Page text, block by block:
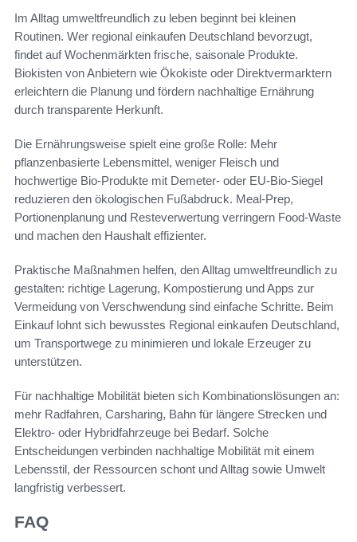
Im Alltag umweltfreundlich zu leben beginnt bei kleinen
Routinen. Wer regional einkaufen Deutschland bevorzugt,
findet auf Wochenmärkten frische, saisonale Produkte.
Biokisten von Anbietern wie Ökokiste oder Direktvermarktern
erleichtern die Planung und fördern nachhaltige Ernährung
durch transparente Herkunft.
Die Ernährungsweise spielt eine große Rolle: Mehr
pflanzenbasierte Lebensmittel, weniger Fleisch und
hochwertige Bio-Produkte mit Demeter- oder EU-Bio-Siegel
reduzieren den ökologischen Fußabdruck. Meal-Prep,
Portionenplanung und Resteverwertung verringern Food-Waste
und machen den Haushalt effizienter.
Praktische Maßnahmen helfen, den Alltag umweltfreundlich zu
gestalten: richtige Lagerung, Kompostierung und Apps zur
Vermeidung von Verschwendung sind einfache Schritte. Beim
Einkauf lohnt sich bewusstes Regional einkaufen Deutschland,
um Transportwege zu minimieren und lokale Erzeuger zu
unterstützen.
Für nachhaltige Mobilität bieten sich Kombinationslösungen an:
mehr Radfahren, Carsharing, Bahn für längere Strecken und
Elektro- oder Hybridfahrzeuge bei Bedarf. Solche
Entscheidungen verbinden nachhaltige Mobilität mit einem
Lebensstil, der Ressourcen schont und Alltag sowie Umwelt
langfristig verbessert.
FAQ